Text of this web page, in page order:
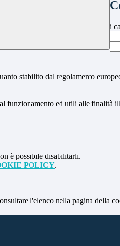
i
stabilito dal regolamento
funzionamento ed utili alle finalità
è possibile disabilitarli.
POLICY.
l'elenco nella pagina della